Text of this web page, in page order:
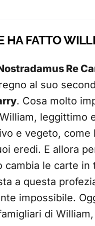
HA FATTO
Re
al suo
. Cosa molto
leggittimo
e vegeto, come
eredi. E allora
cambia le carte in
a questa
impossibile.
di